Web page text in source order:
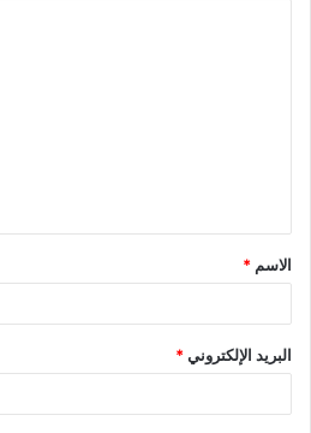
ق
*
الاسم *
البريد الإلكتروني*